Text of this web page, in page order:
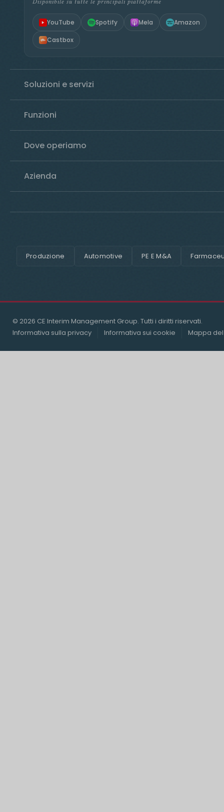
Disponibile su tutte le principali piattaforme
YouTube Spotify Mela Amazon
Castbox
Soluzioni e servizi
Funzioni
Dove operiamo
Azienda
Produzione Automotive PE E M&A
© 2026 CE Interim Management Group. Tutti i diritti riservati.
Informativa sulla privacy
Informativa sui cookie Mappa